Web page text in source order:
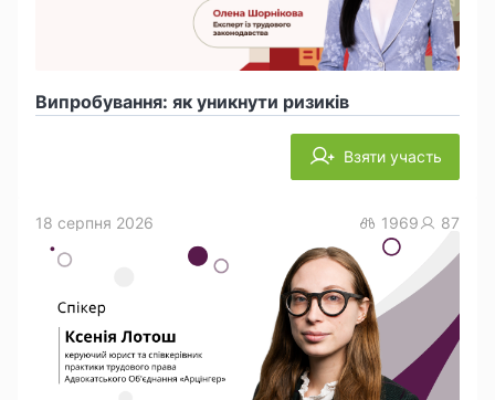
Випробування: як уникнути ризиків
Взяти участь
18 серпня 2026 1969 87